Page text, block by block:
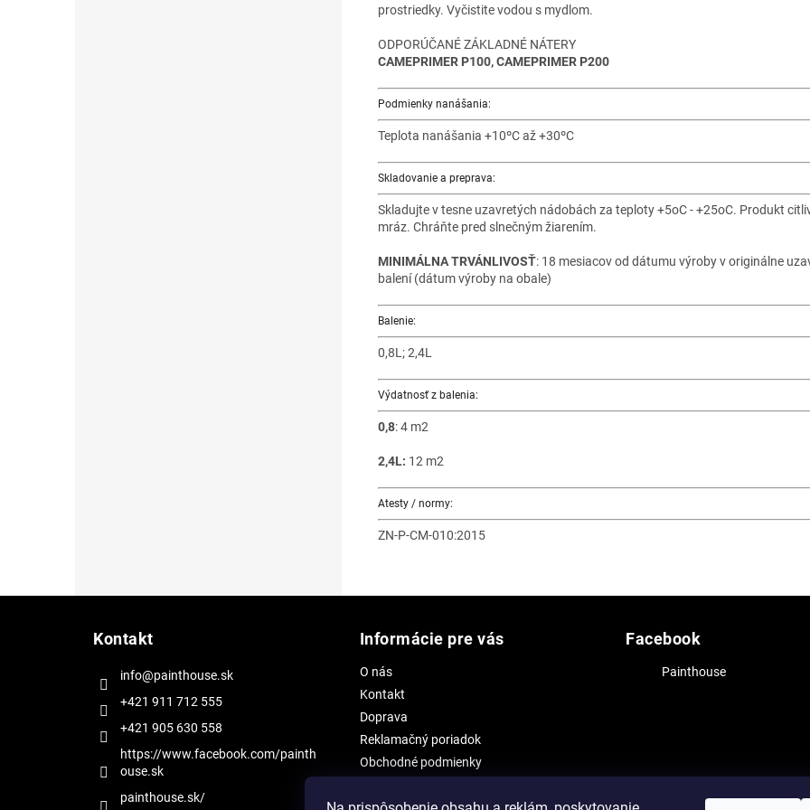
prostriedky. Vyčistite vodou s mydlom.
ODPORÚČANÉ ZÁKLADNÉ NÁTERY
CAMEPRIMER P100, CAMEPRIMER P200
Podmienky nanášania:
Teplota nanášania +10ºC až +30ºC
Skladovanie a preprava:
Skladujte v tesne uzavretých nádobách za teploty +5oC - +25oC. Produkt
mráz. Chráňte pred slnečným žiarením.
MINIMÁLNA TRVÁNLIVOSŤ: 18 mesiacov od dátumu výroby v originálne
balení (dátum výroby na obale)
Balenie:
0,8L; 2,4L
Výdatnosť z balenia:
0,8: 4 m2
2,4L: 12 m2
Atesty / normy:
ZN-P-CM-010:2015
Kontakt
info@painthouse.sk
+421 911 712 555
+421 905 630 558
https://www.facebook.com/painth
ouse.sk
painthouse.sk/
Informácie pre vás
O nás
Kontakt
Doprava
Reklamačný poriadok
Obchodné podmienky
Facebook
Painthouse